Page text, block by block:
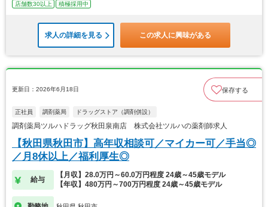
店舗数30以上
積極採用中
求人の詳細を見る この求人に興味がある
更新日：2026年6月18日 保存する
正社員 調剤薬局 ドラッグストア（調剤併設）
調剤薬局ツルハドラッグ秋田泉南店 株式会社ツルハの薬剤師求人
【秋田県秋田市】高年収相談可／マイカー可／手当◎
／月8休以上／福利厚生◎
給与
【月収】28.0万円～60.0万円程度 24歳～45歳モデル
【年収】480万円～700万円程度 24歳～45歳モデル